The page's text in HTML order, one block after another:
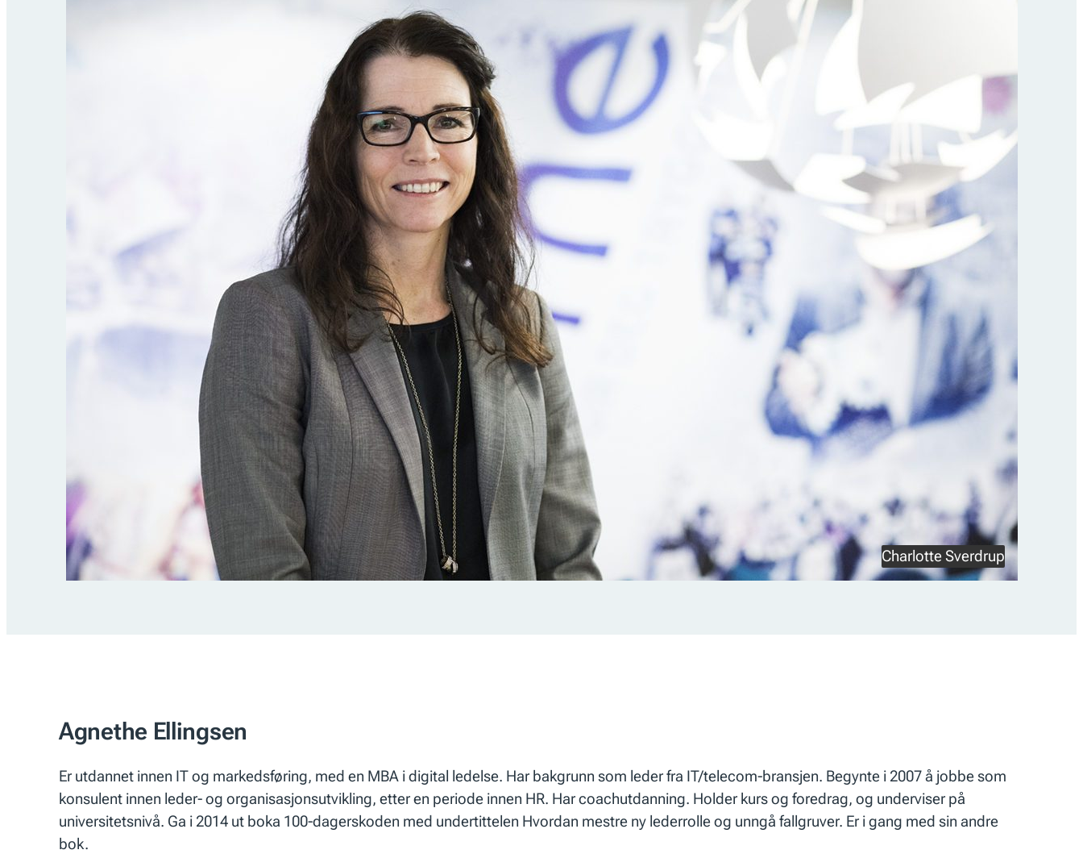
Charlotte Sverdrup
Agnethe Ellingsen
Er utdannet innen IT og markedsføring, med en MBA i digital ledelse. Har bakgrunn som leder fra IT/telecom-bransjen. Begynte i 2007 å jobbe som
konsulent innen leder- og organisasjonsutvikling, etter en periode innen HR. Har coachutdanning. Holder kurs og foredrag, og underviser på
universitetsnivå. Ga i 2014 ut boka 100-dagerskoden med undertittelen Hvordan mestre ny lederrolle og unngå fallgruver. Er i gang med sin andre
bok.